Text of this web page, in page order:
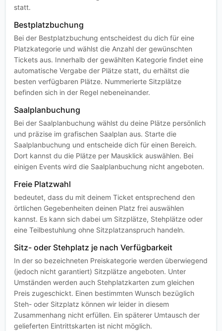
statt.
Bestplatzbuchung
Bei der Bestplatzbuchung entscheidest du dich für eine
Platzkategorie und wählst die Anzahl der gewünschten
Tickets aus. Innerhalb der gewählten Kategorie findet eine
automatische Vergabe der Plätze statt, du erhältst die
besten verfügbaren Plätze. Nummerierte Sitzplätze
befinden sich in der Regel nebeneinander.
Saalplanbuchung
Bei der Saalplanbuchung wählst du deine Plätze persönlich
und präzise im grafischen Saalplan aus. Starte die
Saalplanbuchung und entscheide dich für einen Bereich.
Dort kannst du die Plätze per Mausklick auswählen. Bei
einigen Events wird die Saalplanbuchung nicht angeboten.
Freie Platzwahl
bedeutet, dass du mit deinem Ticket entsprechend den
örtlichen Gegebenheiten deinen Platz frei auswählen
kannst. Es kann sich dabei um Sitzplätze, Stehplätze oder
eine Teilbestuhlung ohne Sitzplatzanspruch handeln.
Sitz- oder Stehplatz je nach Verfügbarkeit
In der so bezeichneten Preiskategorie werden überwiegend
(jedoch nicht garantiert) Sitzplätze angeboten. Unter
Umständen werden auch Stehplatzkarten zum gleichen
Preis zugeschickt. Einen bestimmten Wunsch bezüglich
Steh- oder Sitzplatz können wir leider in diesem
Zusammenhang nicht erfüllen. Ein späterer Umtausch der
gelieferten Eintrittskarten ist nicht möglich.